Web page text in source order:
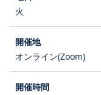
火
オンライン(Zoom)